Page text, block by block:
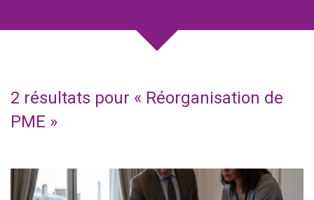
2 résultats pour « Réorganisation de
PME »